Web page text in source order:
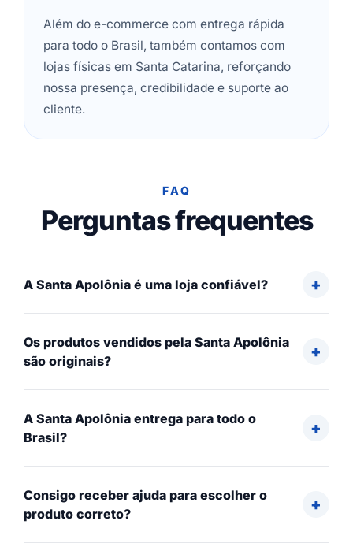
Além do e-commerce com entrega rápida
para todo o Brasil, também contamos com
lojas físicas em Santa Catarina, reforçando
nossa presença, credibilidade e suporte ao
cliente.
FAQ
Perguntas frequentes
A Santa Apolônia é uma loja confiável?
Os produtos vendidos pela Santa Apolônia
são originais?
A Santa Apolônia entrega para todo o
Brasil?
Consigo receber ajuda para escolher o
produto correto?